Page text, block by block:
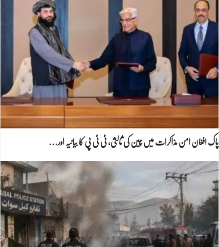
پاک افغان امن مذاکرات میں چین کی ثالثی، ٹی ٹی پی کا بیانیہ اور…